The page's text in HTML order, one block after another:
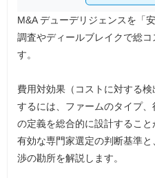
M&A デューデリジェンスを「
調査やディールブレイクで総
す。
費用対効果（コストに対する
するには、ファームのタイプ
の定義を総合的に設計するこ
有効な専門家選定の判断基準
渉の勘所を解説します。